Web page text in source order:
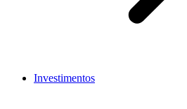
Investimentos